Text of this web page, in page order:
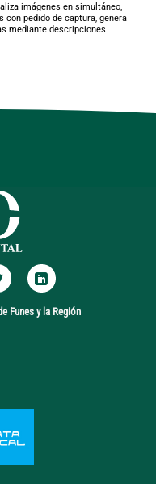
imágenes en simultáneo,
con pedido de captura, genera
mediante descripciones
Funes y la Región